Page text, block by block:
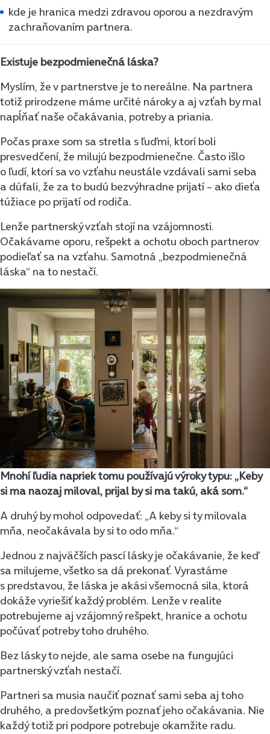
kde je hranica medzi zdravou oporou a nezdravým
zachraňovaním partnera.
Existuje bezpodmienečná láska?
Myslím, že v partnerstve je to nereálne. Na partnera
totiž prirodzene máme určité nároky a aj vzťah by mal
napĺňať naše očakávania, potreby a priania.
Počas praxe som sa stretla s ľuďmi, ktorí boli
presvedčení, že milujú bezpodmienečne. Často išlo
o ľudí, ktorí sa vo vzťahu neustále vzdávali sami seba
a dúfali, že za to budú bezvýhradne prijatí – ako dieťa
túžiace po prijatí od rodiča.
Lenže partnerský vzťah stojí na vzájomnosti.
Očakávame oporu, rešpekt a ochotu oboch partnerov
podieľať sa na vzťahu. Samotná „bezpodmienečná
láska“ na to nestačí.
Mnohí ľudia napriek tomu používajú výroky typu: „Keby
si ma naozaj miloval, prijal by si ma takú, aká som.“
A druhý by mohol odpovedať: „A keby si ty milovala
mňa, neočakávala by si to odo mňa.“
Jednou z najväčších pascí lásky je očakávanie, že keď
sa milujeme, všetko sa dá prekonať. Vyrastáme
s predstavou, že láska je akási všemocná sila, ktorá
dokáže vyriešiť každý problém. Lenže v realite
potrebujeme aj vzájomný rešpekt, hranice a ochotu
počúvať potreby toho druhého.
Bez lásky to nejde, ale sama osebe na fungujúci
partnerský vzťah nestačí.
Partneri sa musia naučiť poznať sami seba aj toho
druhého, a predovšetkým poznať jeho očakávania. Nie
každý totiž pri podpore potrebuje okamžite radu.